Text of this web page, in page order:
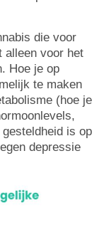
die voor
alleen voor het
Hoe je op
te maken
(hoe je
is op
depressie